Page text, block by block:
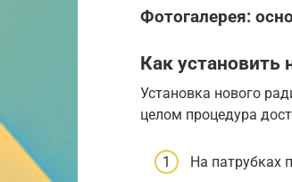
Фотогалерея:
Как установить
Установка нового
целом процедура
На патрубках